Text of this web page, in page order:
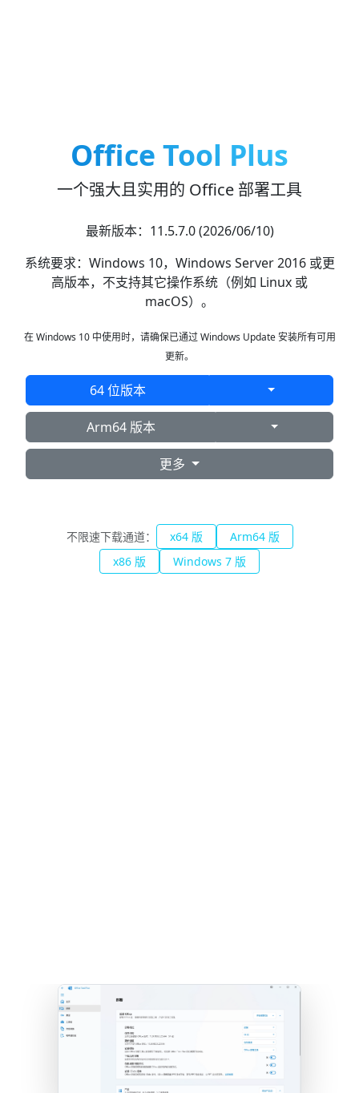
Office Tool Plus
一个强大且实用的 Office 部署工具
最新版本：11.5.7.0 (2026/06/10)
系统要求：Windows 10，Windows Server 2016 或更
高版本，不支持其它操作系统（例如 Linux 或
macOS）。
在 Windows 10 中使用时，请确保已通过 Windows Update 安装所有可用
更新。
64 位版本
Arm64 版本
更多
不限速下载通道： x64 版
Arm64 版
x86 版
Windows 7 版